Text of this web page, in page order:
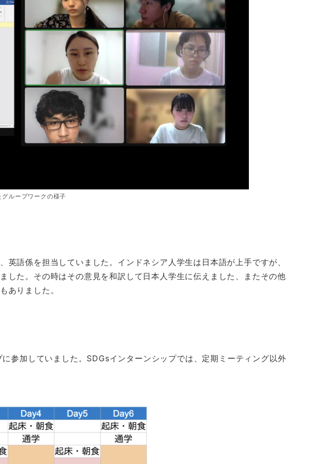
ループワークの様子
語係を担当していました。インドネシア人学生は日本語が上手ですが、
た。その時はその意見を和訳して日本人学生に伝えました、またその他
ありました。
参加していました。SDGsインターンシップでは、定期ミーティング以外